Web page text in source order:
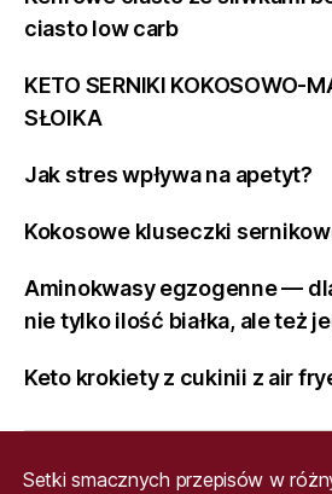
ciasto low carb
KETO SERNIKI KOKOSOWO-
SŁOIKA
Jak stres wpływa na apetyt?
Kokosowe kluseczki
Aminokwasy egzogenne —
nie tylko ilość białka, ale też
Keto krokiety z cukinii z air
Setki smacznych przepisów w